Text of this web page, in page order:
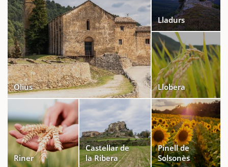
Olius
Lladurs
Llobera
Riner
Castellar de
la Ribera
Pinell de
Solsonès